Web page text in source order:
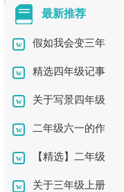
最新推荐
假如我会变三年
级作文精选四年级记事
作文300字汇总九篇
关于写景四年级
作文集合5篇
二年级六一的作
文汇编8篇【精选】二年级
六一作文300字3篇
关于三年级上册